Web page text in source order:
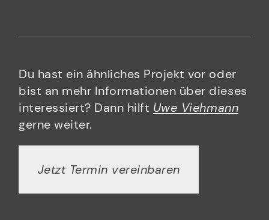
Du hast ein ähnliches Projekt vor oder
bist an mehr Informationen über dieses
interessiert? Dann hilft Uwe Viehmann
gerne weiter.
Jetzt Termin vereinbaren